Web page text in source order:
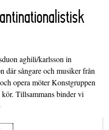
aghili/karlsson in
där sångare och musiker från
opera möter Konstgruppen
kör. Tillsammans binder vi